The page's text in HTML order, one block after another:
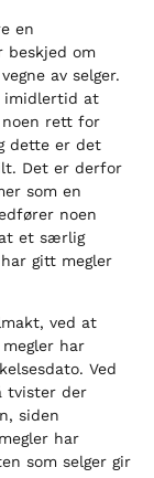
en
beskjed om
av selger.
imidlertid at
noen rett for
dette er det
Det er derfor
som en
noen
et særlig
gitt megler
ved at
har
Ved
tvister der
siden
har
som selger gir